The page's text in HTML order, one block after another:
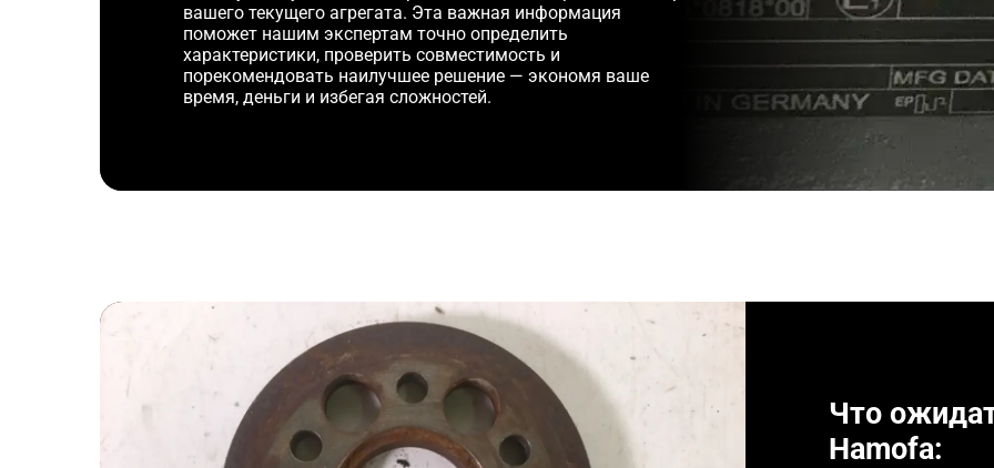
вашего текущего агрегата. Эта важная информация
поможет нашим экспертам точно определить
характеристики, проверить совместимость и
порекомендовать наилучшее решение — экономя ваше
время, деньги и избегая сложностей.
Что
Hamofa: